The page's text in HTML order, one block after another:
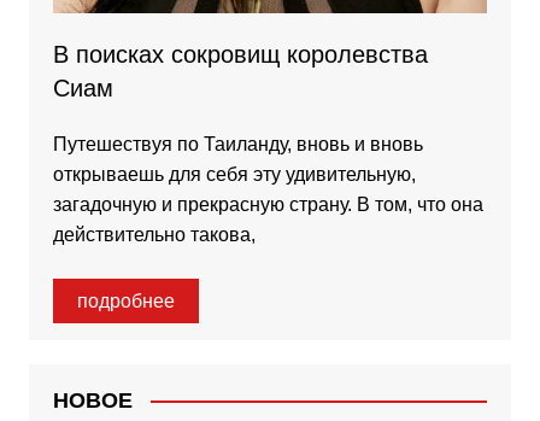
В поисках сокровищ королевства
Сиам
Путешествуя по Таиланду, вновь и вновь
открываешь для себя эту удивительную,
загадочную и прекрасную страну. В том, что она
действительно такова,
подробнее
НОВОЕ